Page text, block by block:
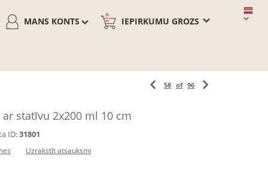
IEPIRKUMU GROZS
0
MANS KONTS
58 of 96
statīvu 2x200 ml 10 cm
ID:31801
Uzrakstīt atsauksmi